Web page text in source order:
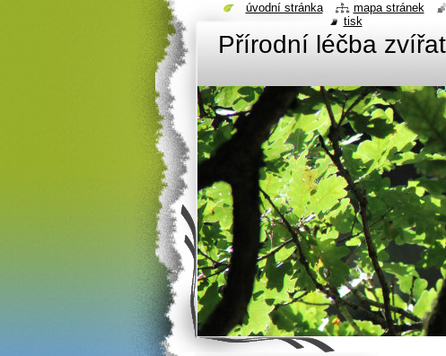
Přírodní léčba
úvodní stránka mapa stránek
tisk